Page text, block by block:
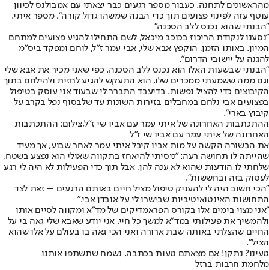
מהראשונים לתחנה. כעבור מספר רגעים כבר יצאתי עם אמבולנס לכיוון
עוטף עזה לפינוי פצועים תוך כדי הבנה שמשהו גדול קורה", מספר איתי.
"הבנתי שהוא נכנס ללב הסכנה"
"נסענו לנקודת הריכוז בכוכב מיכאל, לשם התחילו להגיע פצועים למתחם
המיון. באותו הזמן, הוקפץ אבא שלי, אבי עמר ז"ל, לוחם ומפקד ביס"מ
להגנה על יישובי הדרום".
"הבנתי שבשעות האלו הוא נכנס ללב הסכנה. כפי שאני מכיר את אבא שלי
וגם ממה ששמעתי ממכרים שלו, הוא התעקש להגיע לחזית ולהילחם בתוך
הקיבוצים כדי להציל נפשות. בדיעבד התברר לי שבעוד אני עוסק בטיפול
בפצועים אבי נלחם במחבלים בזירות השונות עד שלבסוף נפל בקרב על
קיבוץ בארי".
ההתכתבות האחרונה של איתי עמר עם אביו שי ז"ל,צילום: ההתכתבות
האחרונה של איתי עמר עם אביו שי ז"ל
את הבשורה הקשה על מות אביו קיבל איתי עמר לאחר שבוע, אך מעיד
שהייתה לו תחושה רעה: "ניסיתי להיאחז בתקווה שאולי הוא נפצע בשטח,
שלחתי לו הודעות שהוא לא ענה להן, אבל תוך כדי הפעילות לא היה לי רגע
לעסוק בזה ובחששות".
"הכי חשוב היה לי להעניק טיפול מציל חיים באותם הרגעים – זאת לצד
התחושות האינטואיטיביות שבישרו לי על אובדן אבי."
"אני מצוי בימים אלו בקורס הפראמדיקים של מד"א ומקווה לסיים אותו
ולהמשיך את פעילותי במד"א למשך כל חיי. אני יודע שאבא שלי גאה בי על
החיים שהצלתי באותה שבת ארורה ואני הכי גאה בו בעולם על אלו שהוא
הציל".
טעינו? נתקן! אם מצאתם טעות בכתבה, נשמח שתשתפו אותנו
מלחמת חרבות ברזל